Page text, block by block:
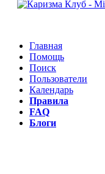
Главная
Помощь
Поиск
Пользователи
Календарь
Правила
FAQ
Блоги